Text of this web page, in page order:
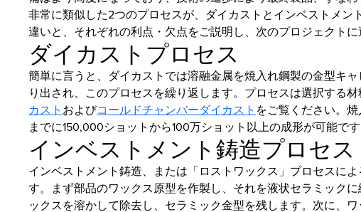
非常に類似した2つのプロセスが、ダイカストとインベストメ
違いと、それぞれの利点・欠点をご説明し、次のプロジェクトに
ダイカストプロセス
簡単に言うと、ダイカストでは溶融金属を焼入れ鋼製の金型キ
り出され、このプロセスを繰り返します。プロセスは選択する材
カスト およびコールドチャンバーダイカスト をご覧ください。
までに150,000ショットから100万ショット以上の成形が可能です
インベストメント鋳造プロセス
インベストメント鋳造、または「ロストワックス」プロセスに
す。まず部品のワックス原型を作製し、それを液状セラミック
ックスを溶かして除去し、セラミック金型を残します。次に、